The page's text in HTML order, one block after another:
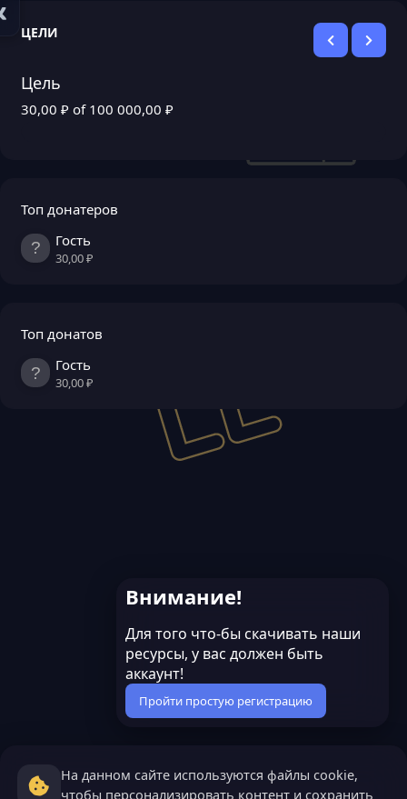
ЦЕЛИ
Цель
30,00 ₽ of 100 000,00 ₽
Топ донатеров
Гость
30,00 ₽
Топ донатов
Гость
30,00 ₽
Внимание!
Для того что-бы скачивать наши
ресурсы, у вас должен быть
аккаунт!
Пройти простую регистрацию
На данном сайте используются файлы cookie,
чтобы персонализировать контент и сохранить